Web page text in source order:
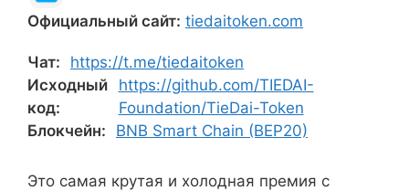
Официальный сайт: tiedaitoken.com
Чат:
https://t.me/tiedaitoken
Исходный
код:
https://github.com/TIEDAI-
Foundation/TieDai-Token
Блокчейн:
BNB Smart Chain (BEP20)
Это самая крутая и холодная премия с